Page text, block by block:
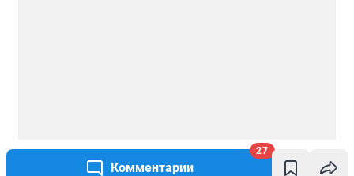
Комментарии
27